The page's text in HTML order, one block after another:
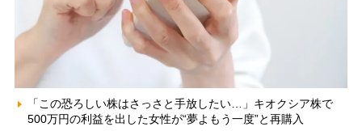
「この恐ろしい株はさっさと手放したい…」キオクシア株で
500万円の利益を出した女性が“夢よもう一度”と再購入